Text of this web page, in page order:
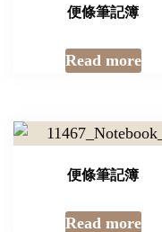
便條筆記簿
Read more
便條筆記簿
Read more